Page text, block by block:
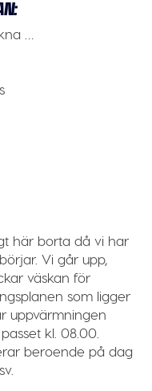
…
här borta då vi har
Vi går upp,
väskan för
som ligger
uppvärmningen
kl. 08.00.
beroende på dag